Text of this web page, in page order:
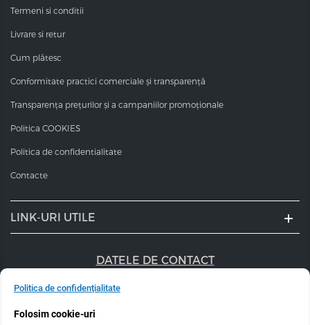
Termeni si conditii
Livrare si retur
Cum plătesc
Conformitate practici comerciale și transparență
Transparența prețurilor și a campaniilor promoționale
Politica COOKIES
Politica de confidentialitate
Contacte
LINK-URI UTILE
DATELE DE CONTACT
+40 747 056 359
Politica de confidențialitate
Folosim cookie-uri